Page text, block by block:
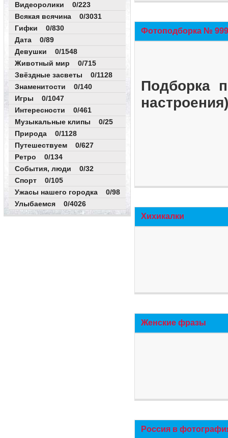
Видеоролики 0/223
Всякая всячина 0/3031
Гифки 0/830
Дата 0/89
Девушки 0/1548
Животный мир 0/715
Звёздные засветы 0/1128
Знаменитости 0/140
Игры 0/1047
Интересности 0/461
Музыкальные клипы 0/25
Природа 0/1128
Путешествуем 0/627
Ретро 0/134
События, люди 0/32
Спорт 0/105
Ужасы нашего городка 0/98
Улыбаемся 0/4026
Фотоподборка №
Подборка
Хихикалки
Женские фразы
Россия в